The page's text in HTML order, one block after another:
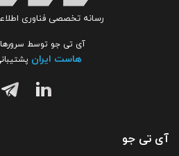
رسانه تخصصی فناوری
آی تی جو توسط
هاست ایران
آی تی جو